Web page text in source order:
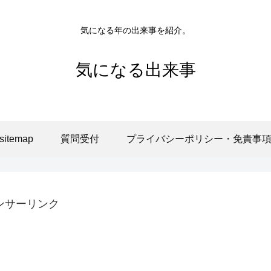
気になる年の出来事を紹介。
気になる出来事
sitemap 質問受付 プライバシーポリシー・免責事項
サーリンク